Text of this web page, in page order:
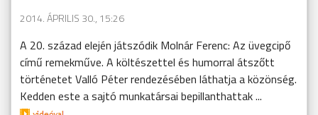
2014. ÁPRILIS 30., 15:26
A 20. század elején játszódik Molnár Ferenc: Az üvegcipő
című remekműve. A költészettel és humorral átszőtt
történetet Valló Péter rendezésében láthatja a közönség.
Kedden este a sajtó munkatársai bepillanthattak ...